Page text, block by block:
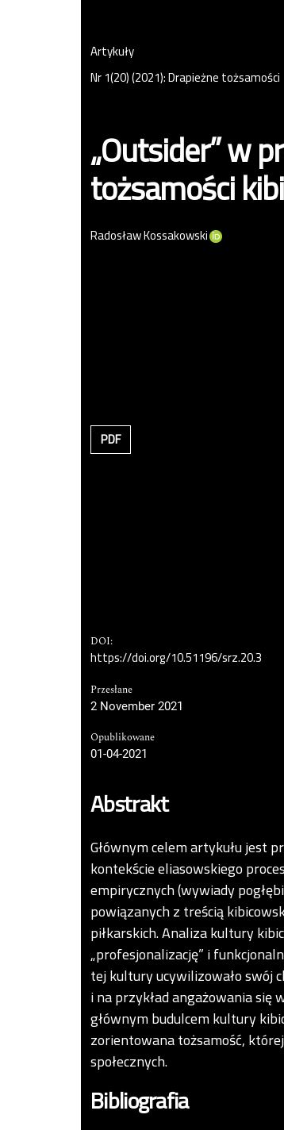
Artykuły
Nr 1(20) (2021): Drapieżne tożsamości
„Outsider” w
tożsamości
Radosław Kossakowski
PDF
DOI:
https://doi.org/10.51196/srz.20.3
Przesłane
2 November 2021
Opublikowane
01-04-2021
Abstrakt
Głównym celem artykułu jest
kontekście eliasowskiego
empirycznych (wywiady
powiązanych z treścią
piłkarskich. Analiza kultury
„profesjonalizację” i
tej kultury ucywilizowało swój
i na przykład angażowania się
głównym budulcem kultury
zorientowana tożsamość,
społecznych.
Bibliografia